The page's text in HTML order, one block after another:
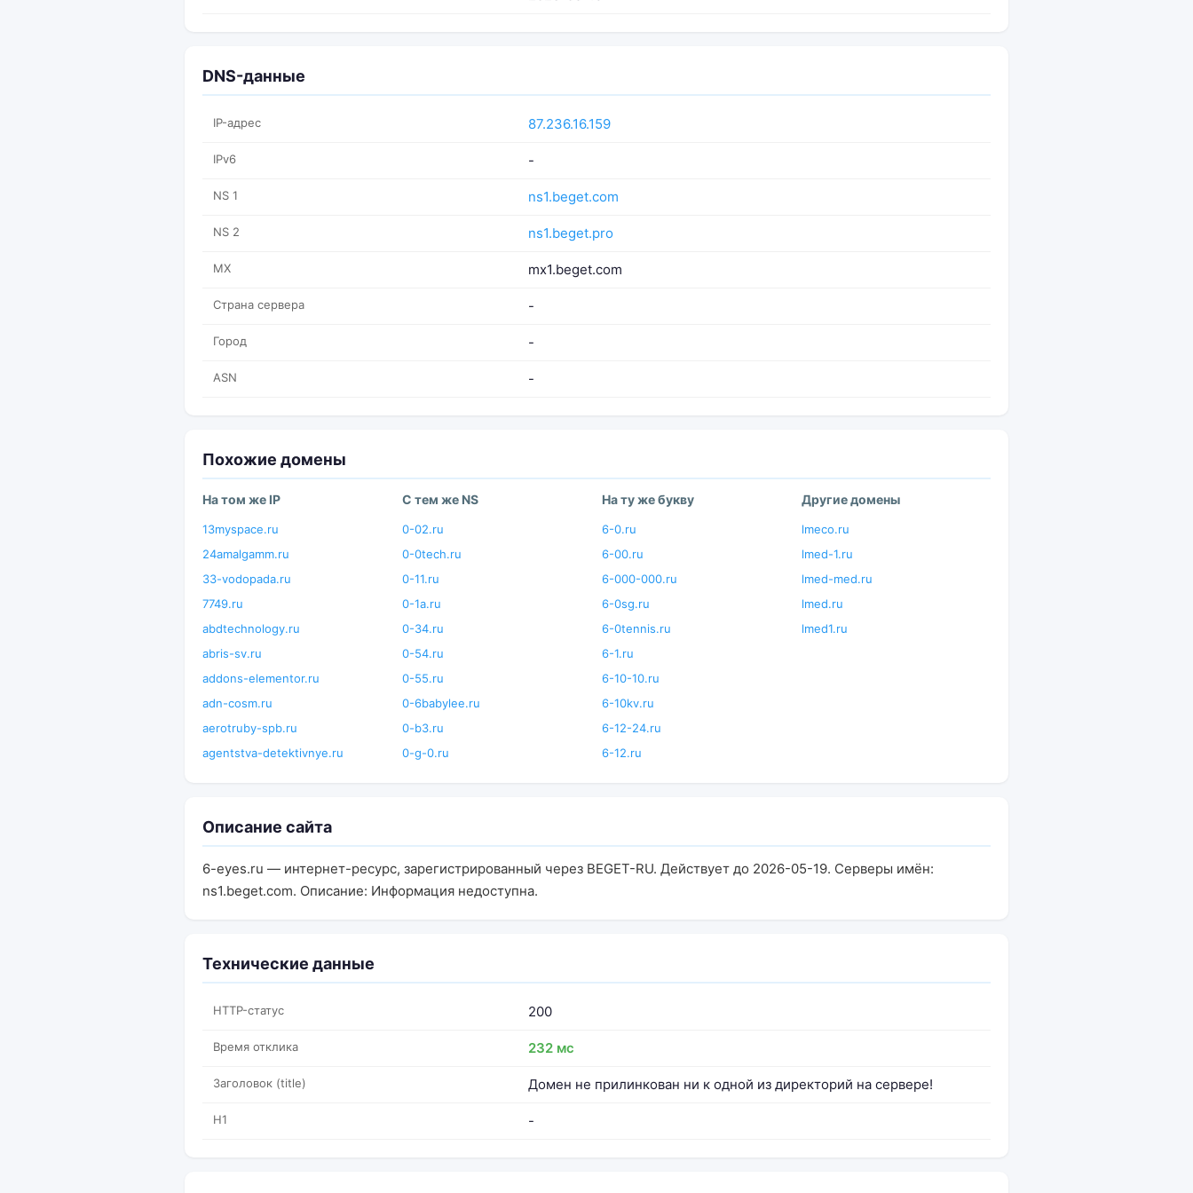
DNS-данные
IP-адрес 87.236.16.159
IPv6 -
NS 1 ns1.beget.com
NS 2 ns1.beget.pro
MX mx1.beget.com
Страна сервера -
Город -
ASN -
Похожие домены
На том же IP
13myspace.ru
24amalgamm.ru
33-vodopada.ru
7749.ru
abdtechnology.ru
abris-sv.ru
addons-elementor.ru
adn-cosm.ru
aerotruby-spb.ru
agentstva-detektivnye.ru
С тем же NS
0-02.ru
0-0tech.ru
0-11.ru
0-1a.ru
0-34.ru
0-54.ru
0-55.ru
0-6babylee.ru
0-b3.ru
0-g-0.ru
На ту же букву
6-0.ru
6-00.ru
6-000-000.ru
6-0sg.ru
6-0tennis.ru
6-1.ru
6-10-10.ru
6-10kv.ru
6-12-24.ru
6-12.ru
Другие домены
lmeco.ru
lmed-1.ru
lmed-med.ru
lmed.ru
lmed1.ru
Описание сайта
6-eyes.ru — интернет-ресурс, зарегистрированный через BEGET-RU. Действует до 2026-05-19. Серверы имён:
ns1.beget.com. Описание: Информация недоступна.
Технические данные
HTTP-статус 200
Время отклика 232 мс
Заголовок (title) Домен не прилинкован ни к одной из директорий на сервере!
H1 -